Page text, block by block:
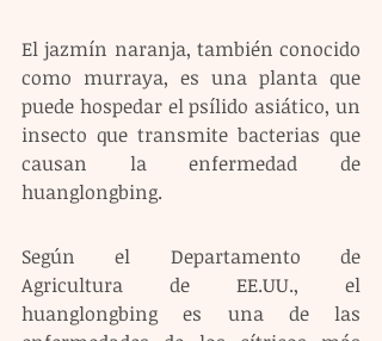
El jazmín naranja, también conocido
como murraya, es una planta que
puede hospedar el psílido asiático, un
insecto que transmite bacterias que
causan la enfermedad de
huanglongbing.
Según el Departamento de
Agricultura de EE.UU., el
huanglongbing es una de las